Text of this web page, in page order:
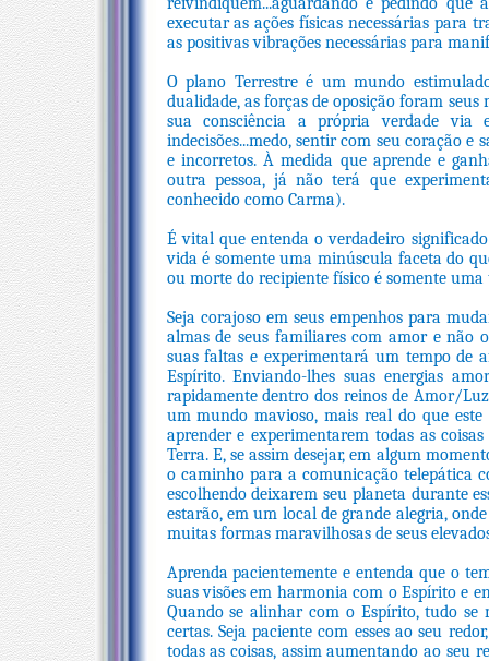
executar as ações físicas necessárias para
as positivas vibrações necessárias para
O plano Terrestre é um mundo
dualidade, as forças de oposição foram
sua consciência a própria verdade via
indecisões...medo, sentir com seu coração
e incorretos. À medida que aprende e
outra pessoa, já não terá que
conhecido como Carma).
É vital que entenda o verdadeiro
vida é somente uma minúscula faceta do
ou morte do recipiente físico é somente uma
Seja corajoso em seus empenhos para
almas de seus familiares com amor e não
suas faltas e experimentará um tempo de
Espírito. Enviando-lhes suas energias
rapidamente dentro dos reinos de Amor/
um mundo mavioso, mais real do que
aprender e experimentarem todas as
Terra. E, se assim desejar, em algum
o caminho para a comunicação telepática
escolhendo deixarem seu planeta durante
estarão, em um local de grande alegria,
muitas formas maravilhosas de seus
Aprenda pacientemente e entenda que o
suas visões em harmonia com o Espírito e
Quando se alinhar com o Espírito, tudo se
certas. Seja paciente com esses ao seu
todas as coisas, assim aumentando ao seu